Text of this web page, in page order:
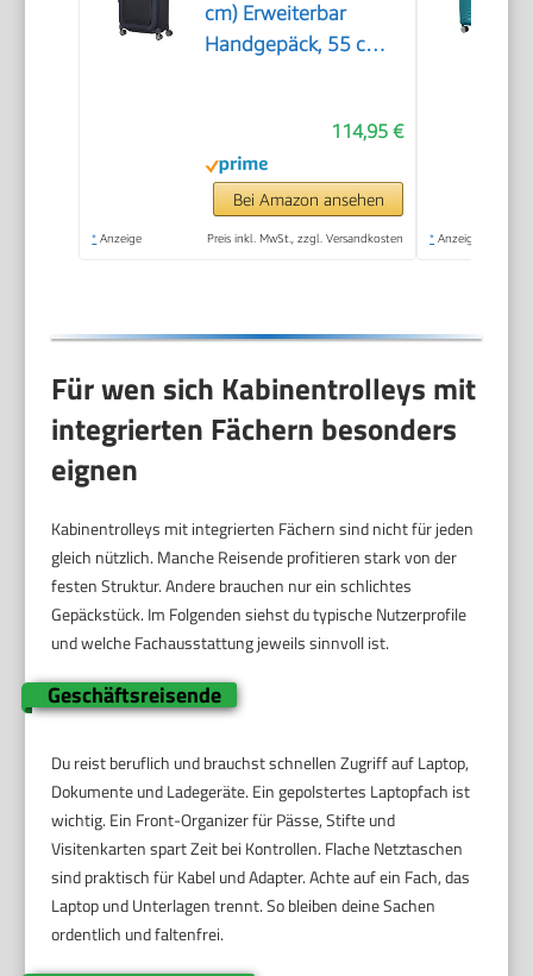
cm) Erweiterbar
Handgepäck, 55 cm,
114,95 €
Bei Amazon ansehen
* Anzeige Preis inkl. MwSt., zzgl. Versandkosten * Anzeige
Für wen sich Kabinentrolleys mit
integrierten Fächern besonders
eignen
Kabinentrolleys mit integrierten Fächern sind nicht für jeden
gleich nützlich. Manche Reisende profitieren stark von der
festen Struktur. Andere brauchen nur ein schlichtes
Gepäckstück. Im Folgenden siehst du typische Nutzerprofile
und welche Fachausstattung jeweils sinnvoll ist.
Geschäftsreisende
Du reist beruflich und brauchst schnellen Zugriff auf Laptop,
Dokumente und Ladegeräte. Ein gepolstertes Laptopfach ist
wichtig. Ein Front-Organizer für Pässe, Stifte und
Visitenkarten spart Zeit bei Kontrollen. Flache Netztaschen
sind praktisch für Kabel und Adapter. Achte auf ein Fach, das
Laptop und Unterlagen trennt. So bleiben deine Sachen
ordentlich und faltenfrei.